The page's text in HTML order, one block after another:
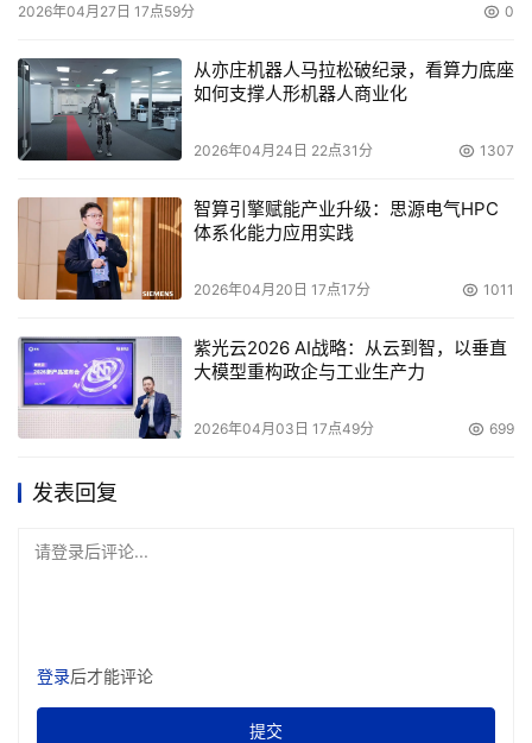
2026年04月27日 17点59分 0
从亦庄机器人马拉松破纪录，看算力底座
如何支撑人形机器人商业化
2026年04月24日 22点31分 1307
智算引擎赋能产业升级：思源电气HPC
体系化能力应用实践
2026年04月20日 17点17分 1011
紫光云2026 AI战略：从云到智，以垂直
大模型重构政企与工业生产力
2026年04月03日 17点49分 699
发表回复
请登录后评论...
登录后才能评论
提交